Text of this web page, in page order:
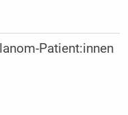
Patient:innen